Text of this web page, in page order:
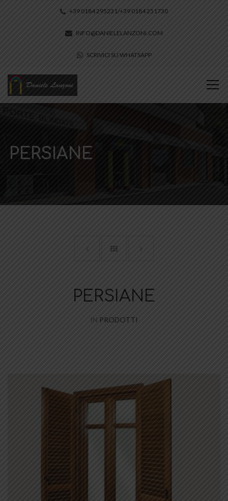
+39 0184 295231/+39 0184 251730
INFO@DANIELELANZONI.COM
SCRIVICI SU WHATSAPP
PERSIANE
PERSIANE
IN PRODOTTI